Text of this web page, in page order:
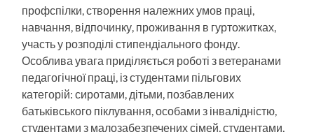
профспілки, створення належних умов праці,
навчання, відпочинку, проживання в гуртожитках,
участь у розподілі стипендіального фонду.
Особлива увага приділяється роботі з ветеранами
педагогічної праці, із студентами пільгових
категорій: сиротами, дітьми, позбавлених
батьківського піклування, особами з інвалідністю,
студентами з малозабезпечених сімей, студентами,